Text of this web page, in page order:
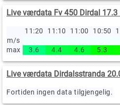
Live værdata Fv 450 Dirdal 17.3
11:20 11:10 11:00 10:50
m/s
max
3.6 4.4 4.6 5.3
Live værdata Dirdalsstranda
Fortiden ingen data tilgjengelig.